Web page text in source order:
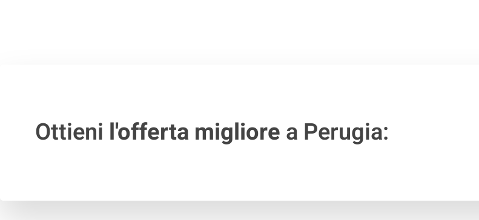
Ottieni l'offerta migliorea Perugia: